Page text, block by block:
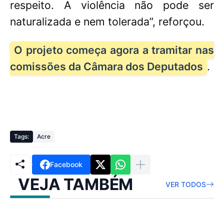
respeito. A violência não pode ser
naturalizada e nem tolerada”, reforçou.
O projeto começa agora a tramitar nas
comissões da Câmara dos Deputados .
Tags: Acre
Facebook
VEJA TAMBÉM VER TODOS